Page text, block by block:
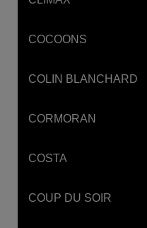
COCOONS
COLIN BLANCHARD
CORMORAN
COSTA
COUP DU SOIR